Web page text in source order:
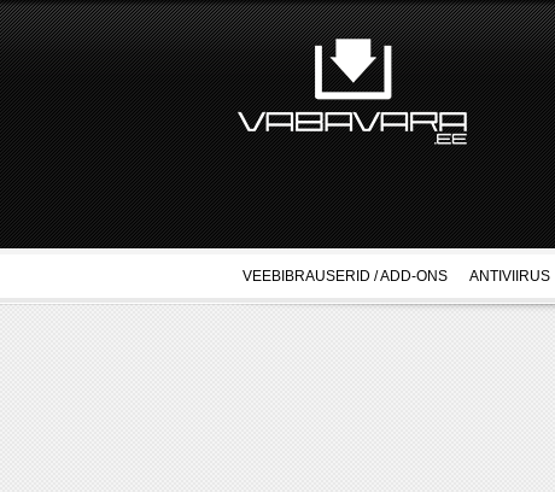
VEEBIBRAUSERID / ADD-ONS ANTIVIIRUS